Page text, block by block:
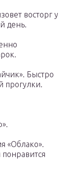
восторг у
день.
Быстро
прогулки.
«Облако».